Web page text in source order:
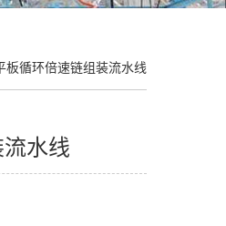
板循环倍速链组装流水线
水线